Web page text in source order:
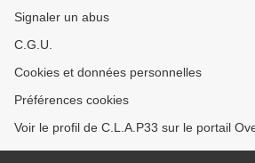
Signaler un abus
C.G.U.
Cookies et données personnelles
Préférences cookies
Voir le profil de C.L.A.P33 sur le portail